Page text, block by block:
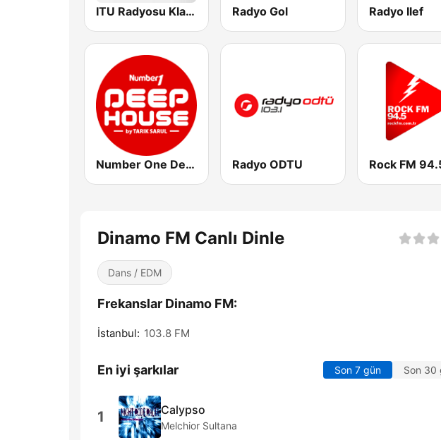
ITU Radyosu Klasik Radyo Gol Radyo Ilef
Number One Deephouse FM Radyo ODTU Rock FM
Dinamo FM Canlı Dinle
Dans / EDM
Frekanslar Dinamo FM:
İstanbul: 103.8 FM
En iyi şarkılar Son 7 gün Son 30
1 Calypso
Melchior Sultana